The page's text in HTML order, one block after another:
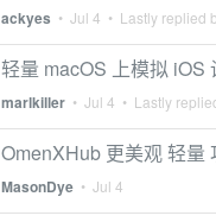
ackyes • Jul 4 • Lastly replied
轻量 macOS 上模拟 iOS
marlkiller • Jul 4 • Lastly
OmenXHub 更美观 轻量
MasonDye • Jul 4